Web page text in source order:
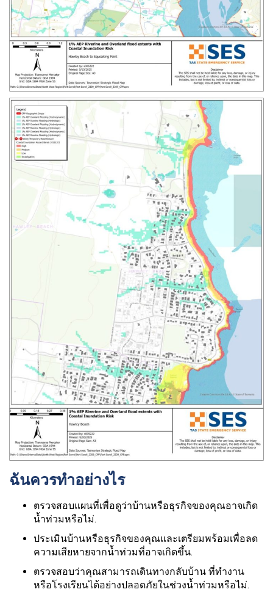
ฉันควรทำอย่างไร
ตรวจสอบแผนที่เพื่อดูว่าบ้านหรือธุรกิจของคุณอาจเกิด
น้ำท่วมหรือไม่.
ประเมินบ้านหรือธุรกิจของคุณและเตรียมพร้อมเพื่อลด
ความเสียหายจากน้ำท่วมที่อาจเกิดขึ้น.
ตรวจสอบว่าคุณสามารถเดินทางกลับบ้าน ที่ทำงาน
หรือโรงเรียนได้อย่างปลอดภัยในช่วงน้ำท่วมหรือไม่.